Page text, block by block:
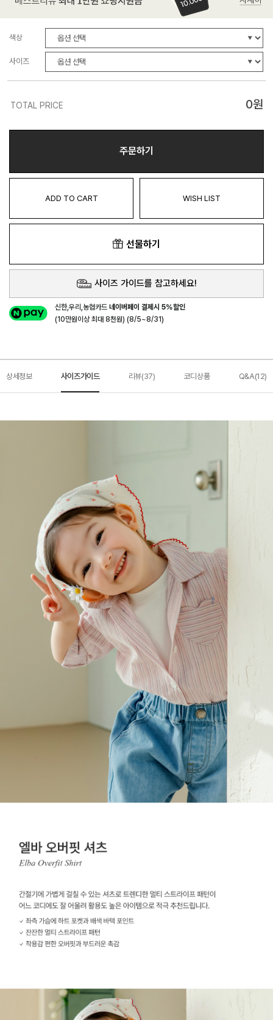
색상
사이즈
TOTAL PRICE 0원
주문하기
ADD TO CART WISH LIST
선물하기
사이즈 가이드를 참고하세요!
신한,우리,농협카드네이버페이 결제시 5%할인
(10만원이상 최대 8천원) (8/5~8/31)
상세정보 사이즈가이드 리뷰(37) 코디상품 Q&A(12)